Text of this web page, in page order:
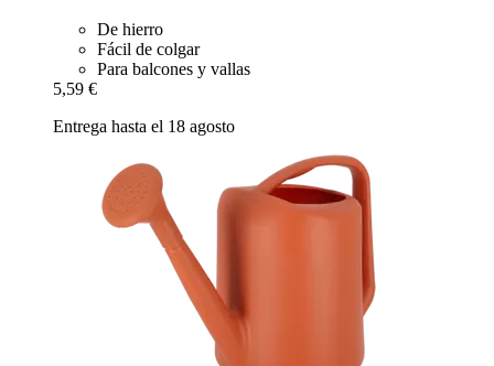
De hierro
Fácil de colgar
Para balcones y vallas
5,59 €
Entrega hasta el 18 agosto